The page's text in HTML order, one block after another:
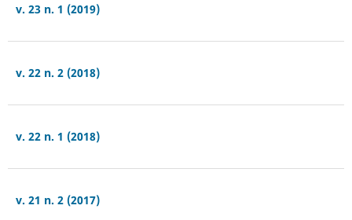
v. 23 n. 1 (2019)
v. 22 n. 2 (2018)
v. 22 n. 1 (2018)
v. 21 n. 2 (2017)